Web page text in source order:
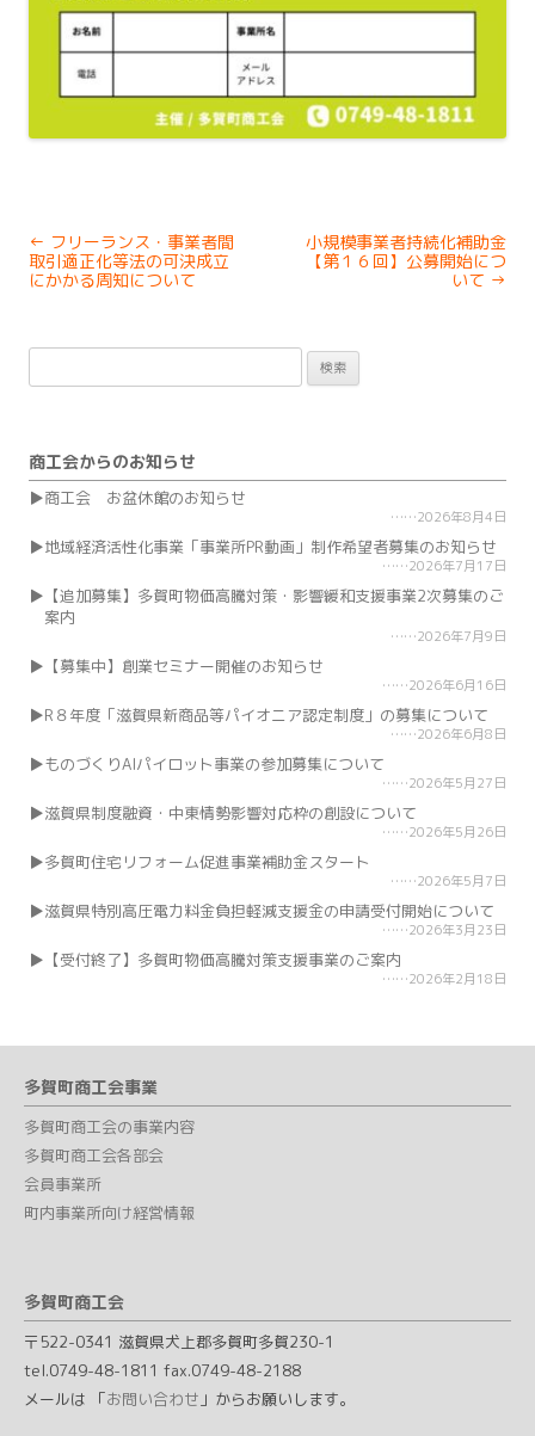
Post
navigation
← フリーランス・事業者間
取引適正化等法の可決成立
にかかる周知について
小規模事業者持続化補助金
【第１６回】公募開始につ
いて →
索:
商工会からのお知らせ
商工会 お盆休館のお知らせ
2026年8月4日
地域経済活性化事業「事業所PR動画」制作希望者募集のお知らせ
2026年7月17日
【追加募集】多賀町物価高騰対策・影響緩和支援事業2次募集のご
案内
2026年7月9日
【募集中】創業セミナー開催のお知らせ
2026年6月16日
R８年度「滋賀県新商品等パイオニア認定制度」の募集について
2026年6月8日
ものづくりAIパイロット事業の参加募集について
2026年5月27日
滋賀県制度融資・中東情勢影響対応枠の創設について
2026年5月26日
多賀町住宅リフォーム促進事業補助金スタート
2026年5月7日
滋賀県特別高圧電力料金負担軽減支援金の申請受付開始について
2026年3月23日
【受付終了】多賀町物価高騰対策支援事業のご案内
2026年2月18日
多賀町商工会事業
多賀町商工会の事業内容
多賀町商工会各部会
会員事業所
町内事業所向け経営情報
多賀町商工会
〒522-0341 滋賀県犬上郡多賀町多賀230-1
tel.0749-48-1811 fax.0749-48-2188
メールは 「お問い合わせ 」からお願いします。